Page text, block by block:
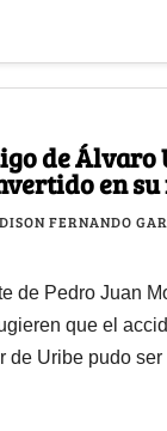
de Álvaro
en
un
FERNANDO
de Pedro Juan
que el
de Uribe pudo ser